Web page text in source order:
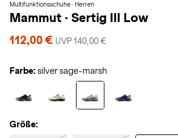
Multifunktionsschuhe · Herren
Mammut · Sertig III Low
112,00 € UVP 140,00 €
Farbe: silver sage-marsh
Größe: